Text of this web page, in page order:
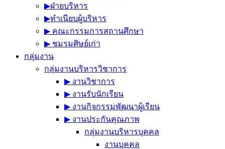
▶︎ฝ่ายบริหาร
▶︎ทำเนียบผู้บริหาร
▶︎ คณะกรรมการสถานศึกษา
▶︎ ชมรมศิษย์เก่า
กลุ่มงาน
กลุ่มงานบริหารวิชาการ
▶︎ งานวิชาการ
▶︎ งานรับนักเรียน
▶︎ งานกิจกรรมพัฒนาผู้เรียน
▶︎ งานประกันคุณภาพ
กลุ่มงานบริหารบุคคล
งานบุคคล